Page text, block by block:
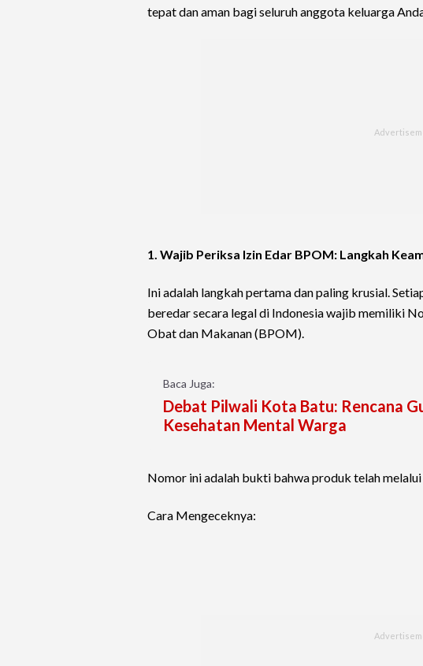
tepat dan aman bagi seluruh anggota keluarga
1. Wajib Periksa Izin Edar BPOM: Langkah
Ini adalah langkah pertama dan paling krusial.
beredar secara legal di Indonesia wajib memiliki
Obat dan Makanan (BPOM).
Baca Juga:
Debat Pilwali Kota Batu: Rencana
Kesehatan Mental Warga
Nomor ini adalah bukti bahwa produk telah
Cara Mengeceknya: